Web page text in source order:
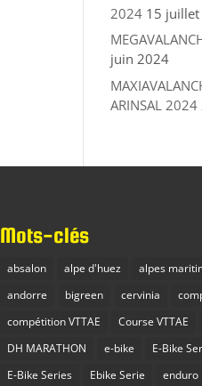
2024 15
juin 2024
ARINSAL 2024
Mots-clés
absalon alpe d'huez
alpes
andorre
bigreen cervinia
compétition VTTAE
Course VTTAE
DH MARATHON
e-bike
E-Bike
E-Bike Series
Ebike Serie enduro